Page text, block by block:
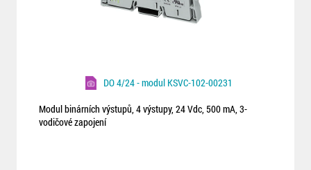
DO 4/24 - modul KSVC-102-00231
Modul binárních výstupů, 4 výstupy, 24 Vdc, 500 mA, 3-
vodičové zapojení